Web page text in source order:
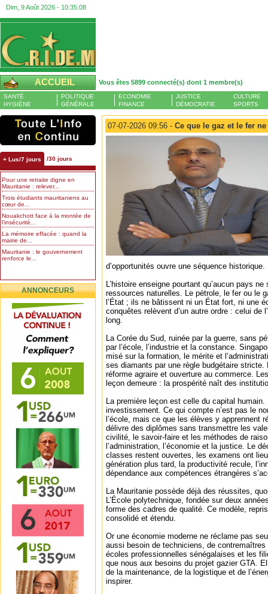
Dim, 9 Août 2026 - 10:35:09
ACCUEIL Vous êtes 5899 connecté(s) dont 1 membre(s)
SANTÉ
HYGIÈNE
POLITIQUE
GÉNÉRALE
ECONOMIE
FINANCE
JUSTICE
DÉMOCRATIE
CULTURE
SPORTS
+ Lus/7 jours /30 jours
Pour une retraite digne en
Mauritanie : relever...
Trois étudiants mauritaniens au
cœur de...
Nouakchott face à la montée de
l’insécurité...
La mémoire effacée : quand la
mairie de...
Mauritanie : le gouvernement
renforce le...
ANNONCEURS
07-07-2026 09:56 - Ce que le gaz et le fer
d’opportunités ouvre une séquence
L’histoire enseigne pourtant qu’aucun pays
ressources naturelles. Le pétrole, le fer ou le
l’État ; ils ne bâtissent ni un État fort, ni une
conquêtes relèvent d’un autre ordre : celui de
long.
La Corée du Sud, ruinée par la guerre, sans
par l’école, l’industrie et la constance.
misé sur la formation, le mérite et
ses diamants par une règle budgétaire stricte.
réforme agraire et ouverture au commerce.
leçon demeure : la prospérité naît des
La première leçon est celle du capital humain.
investissement. Ce qui compte n’est pas le
l’école, mais ce que les élèves y apprennent
délivre des diplômes sans transmettre les
civilité, le savoir-faire et les méthodes de
l’administration, l’économie et la justice. Le
classes restent ouvertes, les examens ont
génération plus tard, la productivité recule,
dépendance aux compétences étrangères
La Mauritanie possède déjà des réussites,
L’École polytechnique, fondée sur deux
forme des cadres de qualité. Ce modèle,
consolidé et étendu.
Or une économie moderne ne réclame pas
aussi besoin de techniciens, de contremaîtres
écoles professionnelles sénégalaises et les
que nous aux besoins du projet gazier GTA.
de la maintenance, de la logistique et de
inspirer.